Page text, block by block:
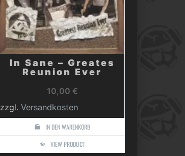
In Sane – Greates
Reunion Ever
10,00 €
zzgl. Versandkosten
IN DEN WARENKORB
VIEW PRODUCT